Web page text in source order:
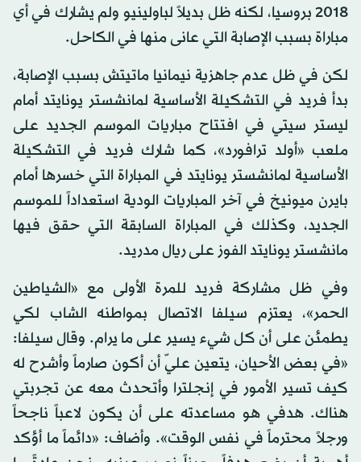
2018 بروسيا، لكنه ظل بديلاً لباولينيو ولم يشارك في أي
مباراة بسبب الإصابة التي عانى منها في الكاحل.
لكن في ظل عدم جاهزية نيمانيا ماتيتش بسبب الإصابة،
بدأ فريد في التشكيلة الأساسية لمانشستر يونايتد أمام
ليستر سيتي في افتتاح مباريات الموسم الجديد على
ملعب «أولد ترافورد»، كما شارك فريد في التشكيلة
الأساسية لمانشستر يونايتد في المباراة التي خسرها أمام
بايرن ميونيخ في آخر المباريات الودية استعداداً للموسم
الجديد، وكذلك في المباراة السابقة التي حقق فيها
مانشستر يونايتد الفوز على ريال مدريد.
وفي ظل مشاركة فريد للمرة الأولى مع «الشياطين
الحمر»، يعتزم سيلفا الاتصال بمواطنه الشاب لكي
يطمئن على أن كل شيء يسير على ما يرام. وقال سيلفا:
«في بعض الأحيان، يتعين عليّ أن أكون صارماً وأشرح له
كيف تسير الأمور في إنجلترا وأتحدث معه عن تجربتي
هناك. هدفي هو مساعدته على أن يكون لاعباً ناجحاً
ورجلاً محترماً في نفس الوقت». وأضاف: «دائماً ما أؤكد